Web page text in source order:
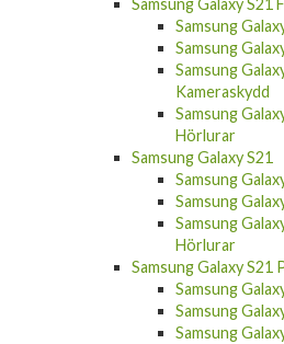
Samsung
Samsung
Samsung
Kameraskydd
Samsung
Hörlurar
Samsung Galaxy S21
Samsung
Samsung
Samsung
Hörlurar
Samsung Galaxy S21
Samsung
Samsung
Samsung
Hörlurar